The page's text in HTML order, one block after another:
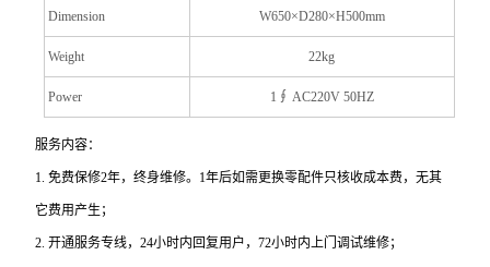
Dimension W650×D280×H500mm
Weight 22kg
Power 1 ∮ AC220V 50HZ
服务内容：
1.免费保修2年，终身维修。1年后如需更换零配件只核收成本费，无其
它费用产生；
2.开通服务专线，24小时内回复用户，72小时内上门调试维修；